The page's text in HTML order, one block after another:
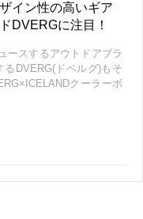
イン性の高いギア
DVERGに注目！
ースするアウトドアブラ
DVERG(ドベルグ)もそ
クーラーボ